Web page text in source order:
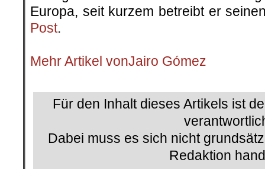
Europa, seit kurzem betreibt er
Post.
Mehr Artikel vonJairo Gómez
Für den Inhalt dieses Artikels ist
Dabei muss es sich nicht
Redaktion